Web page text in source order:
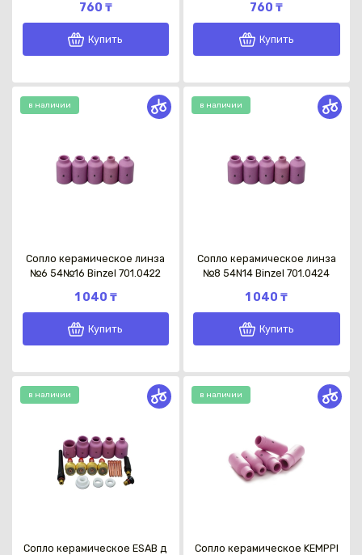
760 ₸
Купить
760 ₸
Купить
в наличии
Сопло керамическое линза
№6 54№16 Binzel 701.0422
1 040 ₸
Купить
в наличии
Сопло керамическое линза
№8 54N14 Binzel 701.0424
1 040 ₸
Купить
в наличии
Сопло керамическое ESAB д
в наличии
Сопло керамическое KEMPPI